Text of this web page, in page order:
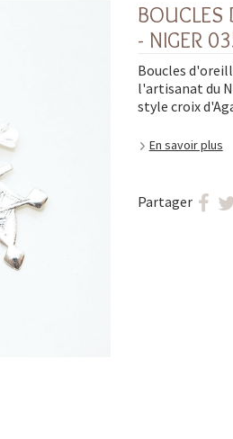
BOUCLES
- NIGER
Boucles
l'artisanat du
style croix
En savoir plus
Partager